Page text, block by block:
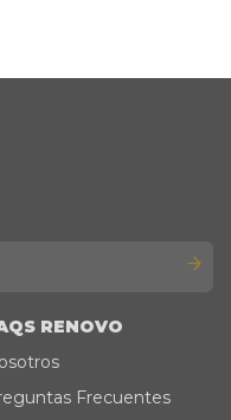
RENOVO
Frecuentes